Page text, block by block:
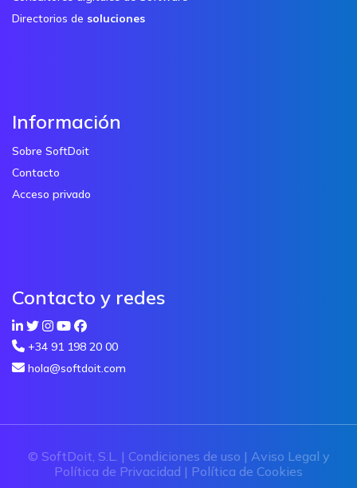
Directorios de soluciones
Información
Sobre SoftDoit
Contacto
Acceso privado
Contacto y redes
+34 91 198 20 00
hola@softdoit.com
© SoftDoit, S.L. | Condiciones de uso | Aviso Legal y
Política de Privacidad | Política de Cookies